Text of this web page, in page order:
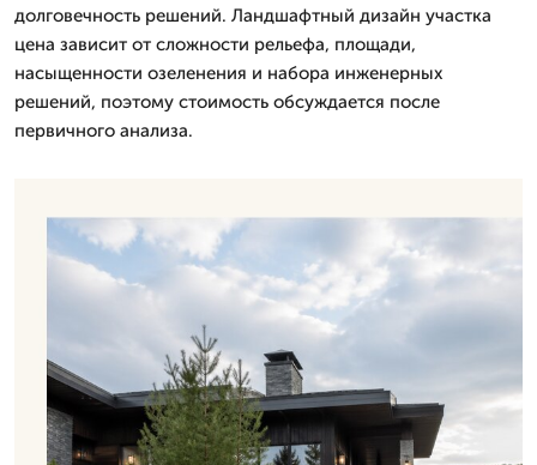
долговечность решений. Ландшафтный дизайн участка
цена зависит от сложности рельефа, площади,
насыщенности озеленения и набора инженерных
решений, поэтому стоимость обсуждается после
первичного анализа.